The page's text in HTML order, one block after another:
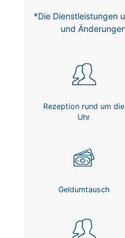
*Die Dienstleistungen
und
Rezeption rund um die
Uhr
Geldumtausch